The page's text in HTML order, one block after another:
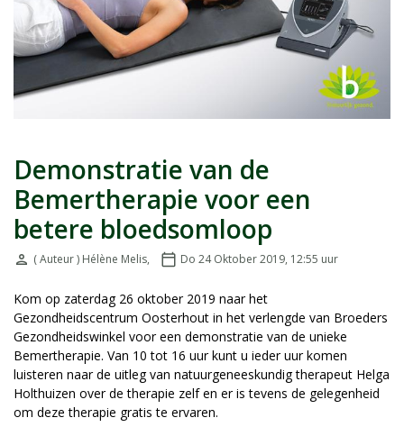
Demonstratie van de
Bemertherapie voor een
betere bloedsomloop
person
Door:( Auteur ) Hélène Melis, calendar_today
Geplaatst op:
Do 24 Oktober 2019, 12:55 uur
Kom op zaterdag 26 oktober 2019 naar het
Gezondheidscentrum Oosterhout in het verlengde van Broeders
Gezondheidswinkel voor een demonstratie van de unieke
Bemertherapie. Van 10 tot 16 uur kunt u ieder uur komen
luisteren naar de uitleg van natuurgeneeskundig therapeut Helga
Holthuizen over de therapie zelf en er is tevens de gelegenheid
om deze therapie gratis te ervaren.